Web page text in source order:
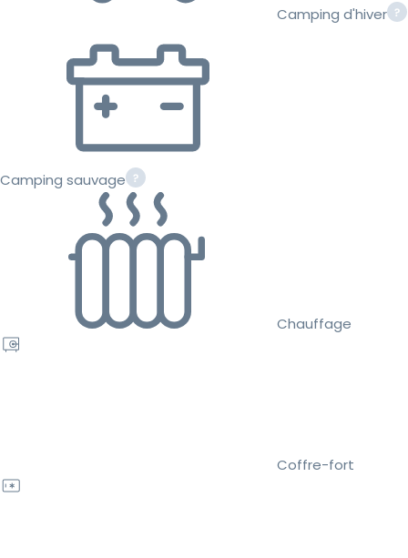
Camping d'hiver
Camping sauvage
Chauffage
Coffre-fort